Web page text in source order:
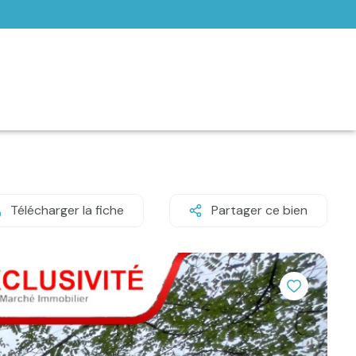
Télécharger la fiche Partager ce bien